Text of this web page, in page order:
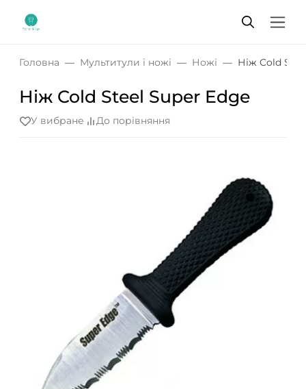
Головна Мультитули і ножі Ножі Ніж Cold
Ніж Cold Steel Super Edge
У вибране До порівняння